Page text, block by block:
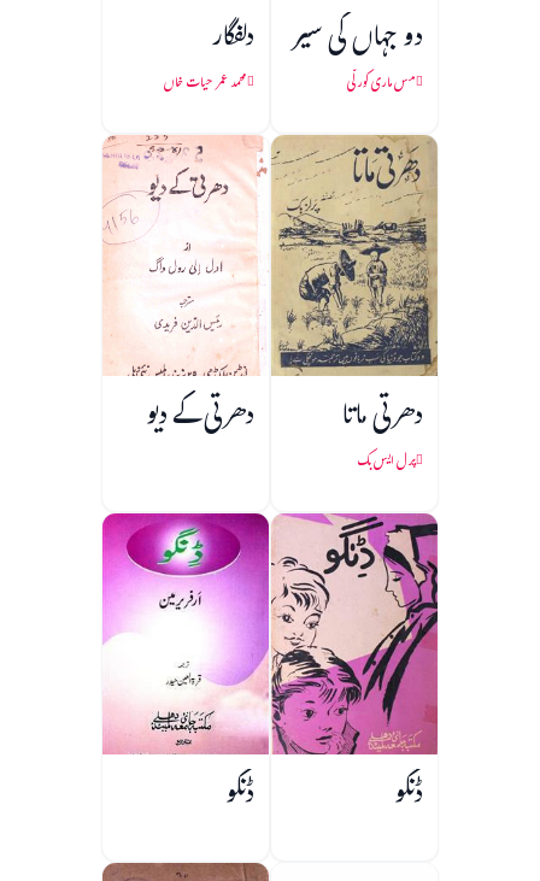
دو جہاں کی سیر
مس ماری کورلّی
دلفگار
محمد عمر حیات خاں
دھرتی ماتا
پرل ایس بک
دھرتی کے دیو
ڈنگو ڈنگو